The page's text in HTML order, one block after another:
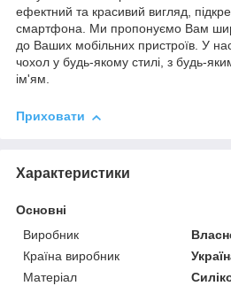
ефектний та красивий вигляд,
смартфона. Ми пропонуємо Вам
до Ваших мобільних пристроїв. У
чохол у будь-якому стилі, з будь-
ім'ям.
Приховати
Характеристики
Основні
Виробник
Країна виробник
Матеріал